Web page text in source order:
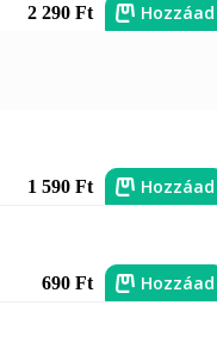
2 290 Ft Hozzáad
1 590 Ft Hozzáad
690 Ft Hozzáad